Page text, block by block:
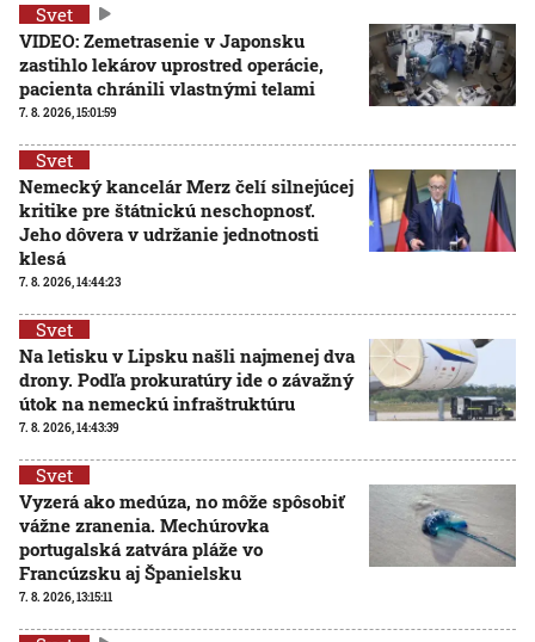
Svet
VIDEO: Zemetrasenie v Japonsku
zastihlo lekárov uprostred operácie,
pacienta chránili vlastnými telami
7. 8. 2026, 15:01:59
Svet
Nemecký kancelár Merz čelí silnejúcej
kritike pre štátnickú neschopnosť.
Jeho dôvera v udržanie jednotnosti
klesá
7. 8. 2026, 14:44:23
Svet
Na letisku v Lipsku našli najmenej dva
drony. Podľa prokuratúry ide o závažný
útok na nemeckú infraštruktúru
7. 8. 2026, 14:43:39
Svet
Vyzerá ako medúza, no môže spôsobiť
vážne zranenia. Mechúrovka
portugalská zatvára pláže vo
Francúzsku aj Španielsku
7. 8. 2026, 13:15:11